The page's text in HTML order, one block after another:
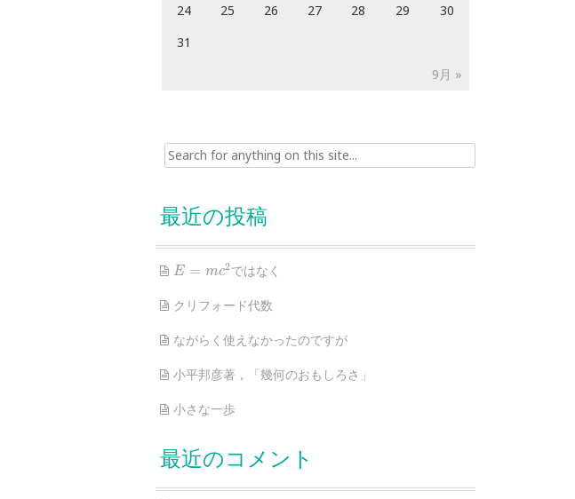
9月 »
24
25 26 27 28 29
30
31
Search for:
最近の投稿
E = mc2
E= ではなく
クリフォード代数
ながらく使えなかったのですが
小平邦彦著，「幾何のおもしろさ」
小さな一歩
最近のコメント